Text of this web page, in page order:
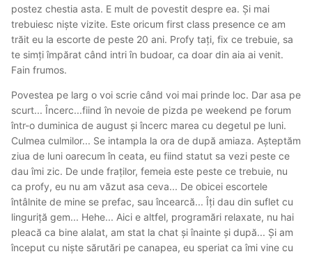
postez chestia asta. E mult de povestit despre ea. Și mai
trebuiesc niște vizite. Este oricum first class presence ce am
trăit eu la escorte de peste 20 ani. Profy tați, fix ce trebuie, sa
te simți împărat când intri în budoar, ca doar din aia ai venit.
Fain frumos.
Povestea pe larg o voi scrie când voi mai prinde loc. Dar asa pe
scurt... Încerc...fiind în nevoie de pizda pe weekend pe forum
într-o duminica de august și încerc marea cu degetul pe luni.
Culmea culmilor... Se intampla la ora de după amiaza. Așteptăm
ziua de luni oarecum în ceata, eu fiind statut sa vezi peste ce
dau îmi zic. De unde fraților, femeia este peste ce trebuie, nu
ca profy, eu nu am văzut asa ceva... De obicei escortele
întâlnite de mine se prefac, sau încearcă... Îți dau din suflet cu
linguriță gem... Hehe... Aici e altfel, programări relaxate, nu hai
pleacă ca bine alalat, am stat la chat și înainte și după... Și am
început cu niște sărutări pe canapea, eu speriat ca îmi vine cu